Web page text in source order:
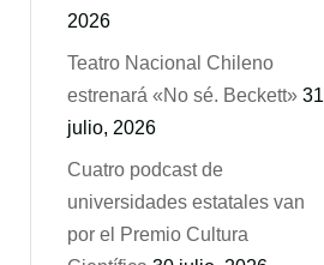
2026
Teatro Nacional Chileno
estrenará «No sé. Beckett» 31
julio, 2026
Cuatro podcast de
universidades estatales van
por el Premio Cultura